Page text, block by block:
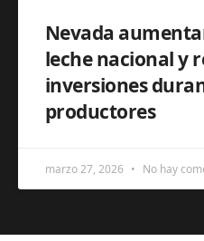
Nevada
leche nacional y
inversiones
productores
marzo 27, 2026 No hay